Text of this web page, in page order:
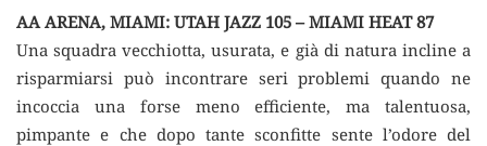
AA ARENA, MIAMI: UTAH JAZZ 105 – MIAMI HEAT 87
Una squadra vecchiotta, usurata, e già di natura incline a
risparmiarsi può incontrare seri problemi quando ne
incoccia una forse meno efficiente, ma talentuosa,
pimpante e che dopo tante sconfitte sente l’odore del